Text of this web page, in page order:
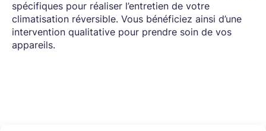
spécifiques pour réaliser l’entretien de votre
climatisation réversible. Vous bénéficiez ainsi d’une
intervention qualitative pour prendre soin de vos
appareils.